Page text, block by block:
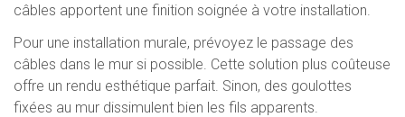
câbles apportent une finition soignée à votre installation.
Pour une installation murale, prévoyez le passage des
câbles dans le mur si possible. Cette solution plus coûteuse
offre un rendu esthétique parfait. Sinon, des goulottes
fixées au mur dissimulent bien les fils apparents.